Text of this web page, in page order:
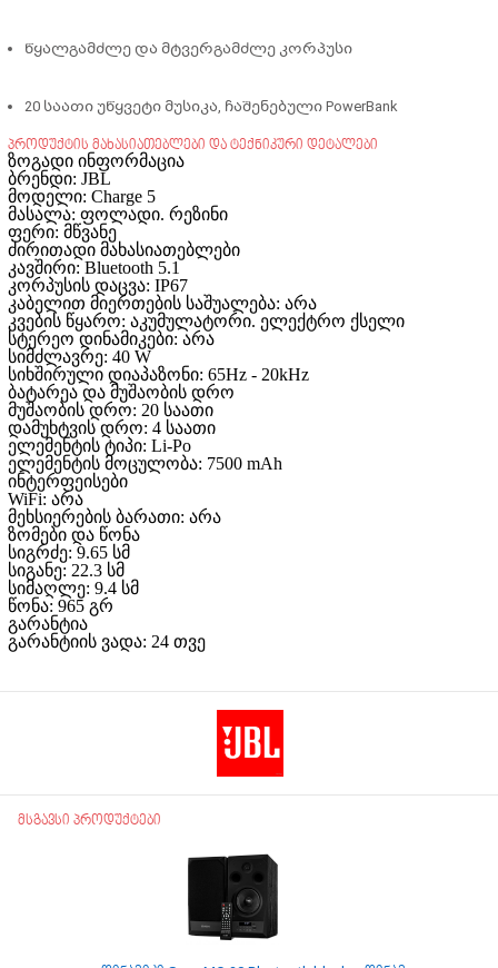
წყალგამძლე და მტვერგამძლე კორპუსი
20 საათი უწყვეტი მუსიკა, ჩაშენებული PowerBank
პროდუქტის მახასიათებლები და ტექნიკური დეტალები
ზოგადი ინფორმაცია
ბრენდი: JBL
მოდელი: Charge 5
მასალა: ფოლადი. რეზინი
ფერი: მწვანე
ძირითადი მახასიათებლები
კავშირი: Bluetooth 5.1
კორპუსის დაცვა: IP67
კაბელით მიერთების საშუალება: არა
კვების წყარო: აკუმულატორი. ელექტრო ქსელი
სტერეო დინამიკები: არა
სიმძლავრე: 40 W
სიხშირული დიაპაზონი: 65Hz - 20kHz
ბატარეა და მუშაობის დრო
მუშაობის დრო: 20 საათი
დამუხტვის დრო: 4 საათი
ელემენტის ტიპი: Li-Po
ელემენტის მოცულობა: 7500 mAh
ინტერფეისები
WiFi: არა
მეხსიერების ბარათი: არა
ზომები და წონა
სიგრძე: 9.65 სმ
სიგანე: 22.3 სმ
სიმაღლე: 9.4 სმ
წონა: 965 გრ
გარანტია
გარანტიის ვადა: 24 თვე
მსგავსი პროდუქტები